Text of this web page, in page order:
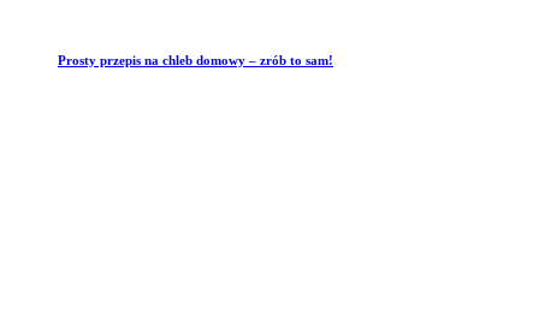
Prosty przepis na chleb domowy – zrób to sam!